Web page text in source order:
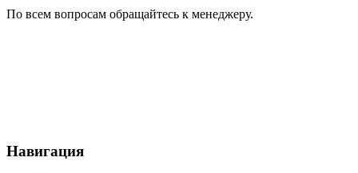
По всем вопросам обращайтесь к менеджеру.
Навигация